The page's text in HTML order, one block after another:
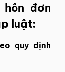
đơn
luật:
quy định